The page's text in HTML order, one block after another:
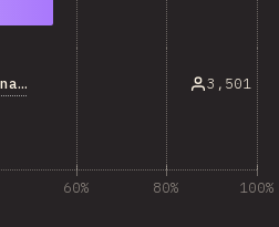
Sim, campo não relacionado 3,501
60% 80% 100%